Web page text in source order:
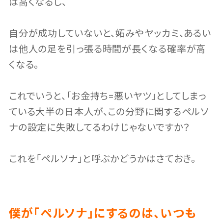
自分が成功していないと、妬みやヤッカミ、あるい
は他人の足を引っ張る時間が長くなる確率が高
くなる。
これでいうと、「お金持ち=悪いヤツ」としてしまっ
ている大半の日本人が、この分野に関するペルソ
ナの設定に失敗してるわけじゃないですか？
これを「ペルソナ」と呼ぶかどうかはさておき。
僕が「ペルソナ」にするのは、いつも